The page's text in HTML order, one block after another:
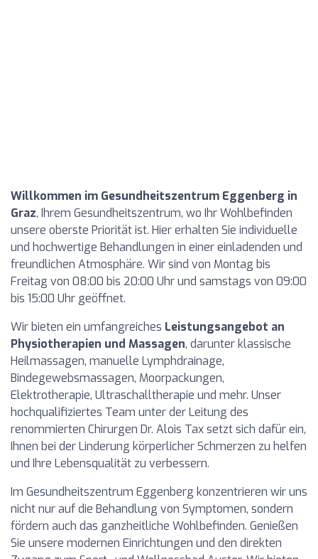
Willkommen im Gesundheitszentrum Eggenberg in
Graz, Ihrem Gesundheitszentrum, wo Ihr Wohlbefinden
unsere oberste Priorität ist. Hier erhalten Sie individuelle
und hochwertige Behandlungen in einer einladenden und
freundlichen Atmosphäre. Wir sind von Montag bis
Freitag von 08:00 bis 20:00 Uhr und samstags von 09:00
bis 15:00 Uhr geöffnet.
Wir bieten ein umfangreiches Leistungsangebot an
Physiotherapien und Massagen, darunter klassische
Heilmassagen, manuelle Lymphdrainage,
Bindegewebsmassagen, Moorpackungen,
Elektrotherapie, Ultraschalltherapie und mehr. Unser
hochqualifiziertes Team unter der Leitung des
renommierten Chirurgen Dr. Alois Tax setzt sich dafür ein,
Ihnen bei der Linderung körperlicher Schmerzen zu helfen
und Ihre Lebensqualität zu verbessern.
Im Gesundheitszentrum Eggenberg konzentrieren wir uns
nicht nur auf die Behandlung von Symptomen, sondern
fördern auch das ganzheitliche Wohlbefinden. Genießen
Sie unsere modernen Einrichtungen und den direkten